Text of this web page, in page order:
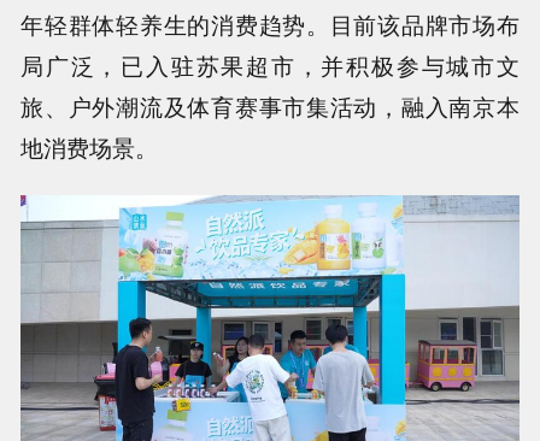
年轻群体轻养生的消费趋势。目前该品牌市场布
局广泛，已入驻苏果超市，并积极参与城市文
旅、户外潮流及体育赛事市集活动，融入南京本
地消费场景。